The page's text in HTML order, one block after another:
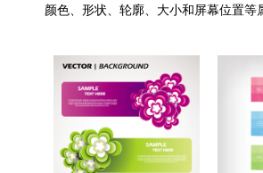
颜色、形状、轮廓、大小和屏幕位置等